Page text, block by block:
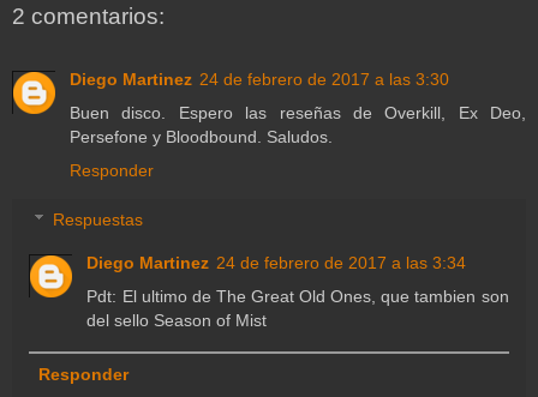
2 comentarios:
Diego Martinez 24 de febrero de 2017 a las 3:30
Buen disco. Espero las reseñas de Overkill, Ex Deo,
Persefone y Bloodbound. Saludos.
Responder
Respuestas
Diego Martinez 24 de febrero de 2017 a las 3:34
Pdt: El ultimo de The Great Old Ones, que tambien son
del sello Season of Mist
Responder